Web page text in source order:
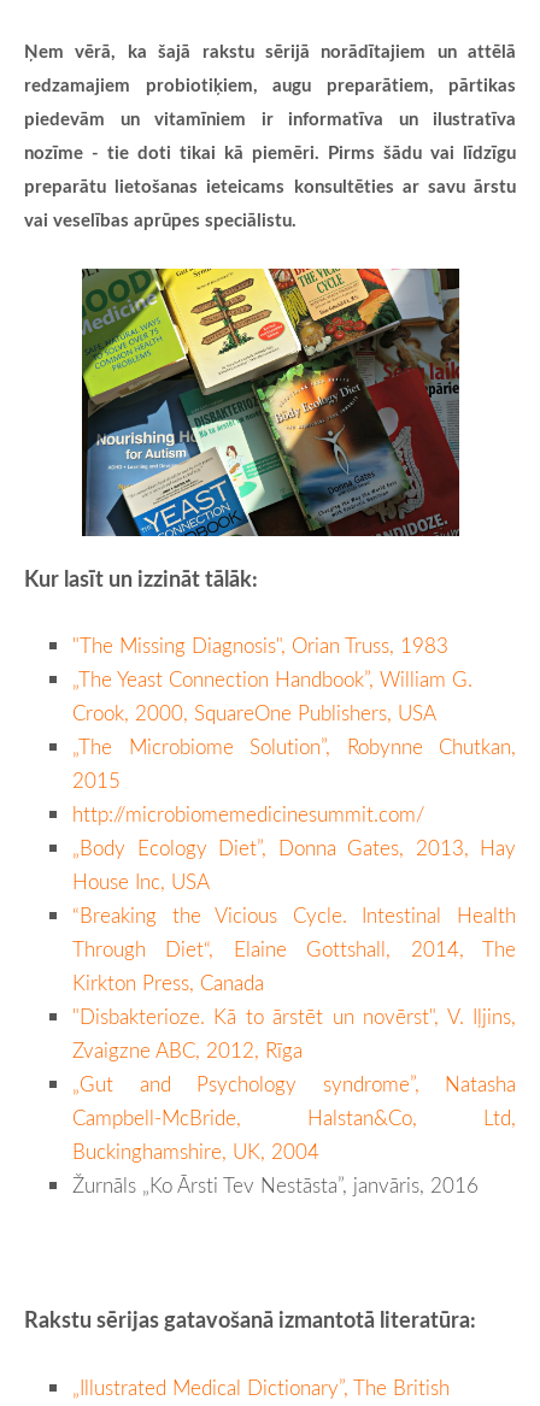
Ņem vērā, ka šajā rakstu sērijā norādītajiem un attēlā
redzamajiem probiotiķiem, augu preparātiem, pārtikas
piedevām un vitamīniem ir informatīva un ilustratīva
nozīme - tie doti tikai kā piemēri. Pirms šādu vai līdzīgu
preparātu lietošanas ieteicams konsultēties ar savu ārstu
vai veselības aprūpes speciālistu.
Kur lasīt un izzināt tālāk:
"The Missing Diagnosis", Orian Truss, 1983
„The Yeast Connection Handbook”, William G.
Crook, 2000, SquareOne Publishers, USA
„The Microbiome Solution”, Robynne Chutkan,
2015
http://microbiomemedicinesummit.com/
„Body Ecology Diet”, Donna Gates, 2013, Hay
House Inc, USA
“Breaking the Vicious Cycle. Intestinal Health
Through Diet“, Elaine Gottshall, 2014, The
Kirkton Press, Canada
"Disbakterioze. Kā to ārstēt un novērst", V. Iļjins,
Zvaigzne ABC, 2012, Rīga
„Gut and Psychology syndrome”, Natasha
Campbell-McBride, Halstan&Co, Ltd,
Buckinghamshire, UK, 2004
Žurnāls „Ko Ārsti Tev Nestāsta”, janvāris, 2016
Rakstu sērijas gatavošanā izmantotā literatūra:
„Illustrated Medical Dictionary”, The British